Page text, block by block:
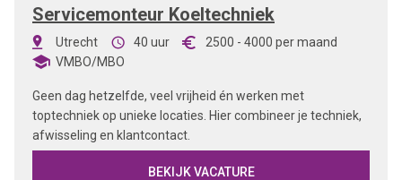
Servicemonteur Koeltechniek
Utrecht 40 uur 2500 - 4000 per maand
VMBO/MBO
Geen dag hetzelfde, veel vrijheid én werken met
toptechniek op unieke locaties. Hier combineer je techniek,
afwisseling en klantcontact.
BEKIJK VACATURE